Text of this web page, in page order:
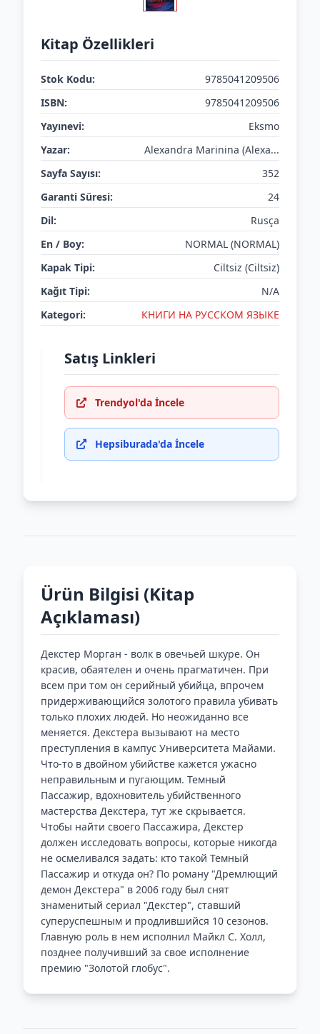
Kitap Özellikleri
Stok Kodu:
9785041209506
ISBN:
9785041209506
Yayınevi:
Eksmo
Yazar:
Alexandra Marinina (Alexa...
Sayfa Sayısı:
352
Garanti Süresi:
24
Dil:
Rusça
En / Boy:
NORMAL (NORMAL)
Kapak Tipi:
Ciltsiz (Ciltsiz)
Kağıt Tipi:
N/A
Kategori:
КНИГИ НА РУССКОМ ЯЗЫКЕ
Satış Linkleri
Trendyol'da İncele
Hepsiburada'da İncele
Ürün Bilgisi (Kitap
Açıklaması)
Декстер Морган - волк в овечьей шкуре. Он
красив, обаятелен и очень прагматичен. При
всем при том он серийный убийца, впрочем
придерживающийся золотого правила убивать
только плохих людей. Но неожиданно все
меняется. Декстера вызывают на место
преступления в кампус Университета Майами.
Что-то в двойном убийстве кажется ужасно
неправильным и пугающим. Темный
Пассажир, вдохновитель убийственного
мастерства Декстера, тут же скрывается.
Чтобы найти своего Пассажира, Декстер
должен исследовать вопросы, которые никогда
не осмеливался задать: кто такой Темный
Пассажир и откуда он? По роману "Дремлющий
демон Декстера" в 2006 году был снят
знаменитый сериал "Декстер", ставший
суперуспешным и продлившийся 10 сезонов.
Главную роль в нем исполнил Майкл С. Холл,
позднее получивший за свое исполнение
премию "Золотой глобус".